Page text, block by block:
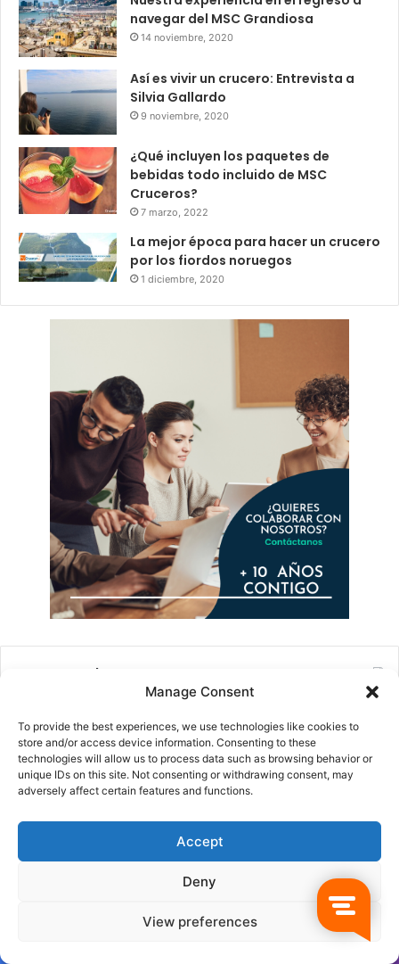
Manage Consent
To provide the best experiences, we use technologies like cookies to
store and/or access device information. Consenting to these
technologies will allow us to process data such as browsing behavior or
unique IDs on this site. Not consenting or withdrawing consent, may
adversely affect certain features and functions.
Accept
Deny
View preferences
navegar del MSC Grandiosa
14 noviembre, 2020
Así es vivir un crucero: Entrevista a
Silvia Gallardo
9 noviembre, 2020
¿Qué incluyen los paquetes de
bebidas todo incluido de MSC
Cruceros?
7 marzo, 2022
La mejor época para hacer un crucero
por los fiordos noruegos
1 diciembre, 2020
Recent Tech News
Costa Cruceros y la
evolución Sea & Land